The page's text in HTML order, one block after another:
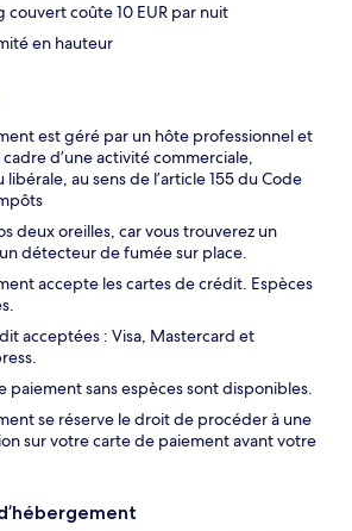
couvert coûte 10 EUR par nuit
en hauteur
est géré par un hôte professionnel et
d’une activité commerciale,
au sens de l’article 155 du Code
deux oreilles, car vous trouverez un
détecteur de fumée sur place.
accepte les cartes de crédit. Espèces
acceptées : Visa, Mastercard et
paiement sans espèces sont disponibles.
se réserve le droit de procéder à une
sur votre carte de paiement avant votre